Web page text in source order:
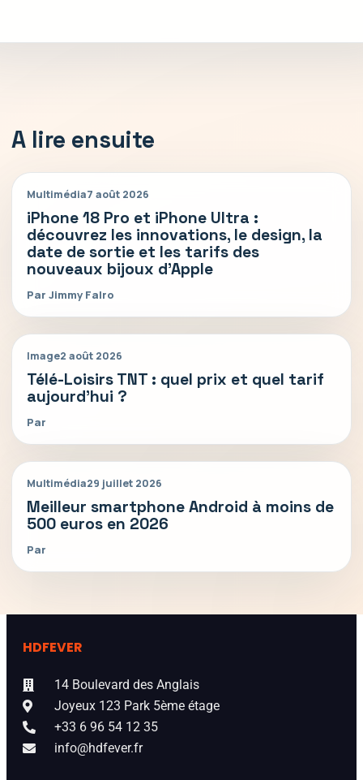
A lire ensuite
Multimédia7 août 2026
iPhone 18 Pro et iPhone Ultra :
découvrez les innovations, le design, la
date de sortie et les tarifs des
nouveaux bijoux d’Apple
Par Jimmy Falro
Image2 août 2026
Télé-Loisirs TNT : quel prix et quel tarif
aujourd’hui ?
Par
Multimédia29 juillet 2026
Meilleur smartphone Android à moins de
500 euros en 2026
Par
HDFEVER
14 Boulevard des Anglais
Joyeux 123 Park 5ème étage
+33 6 96 54 12 35
info@hdfever.fr